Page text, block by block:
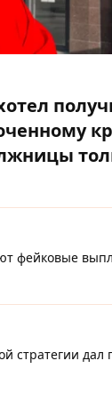
фейковые
стратегии дал